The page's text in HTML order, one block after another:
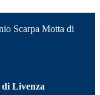
Scarpa Motta di
Livenza